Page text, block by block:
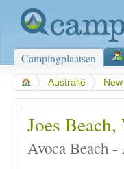
Campingplaatsen
Australië
Joes
Avoca Beach